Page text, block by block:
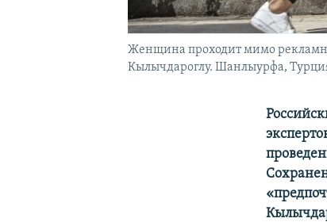
Женщина проходит мимо
Кылычдароглу. Шанлыурфа,